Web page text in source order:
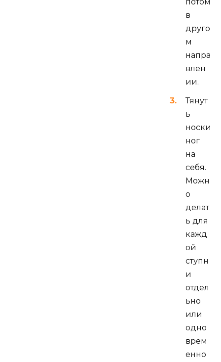
в
друго
м
напра
влен
ии.
Тянут
ь
носки
ног
на
себя.
Можн
о
делат
ь для
кажд
ой
ступн
и
отдел
ьно
или
одно
врем
енно